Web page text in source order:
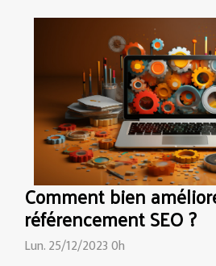
Comment bien
référencement SEO ?
Lun. 25/12/2023 0h